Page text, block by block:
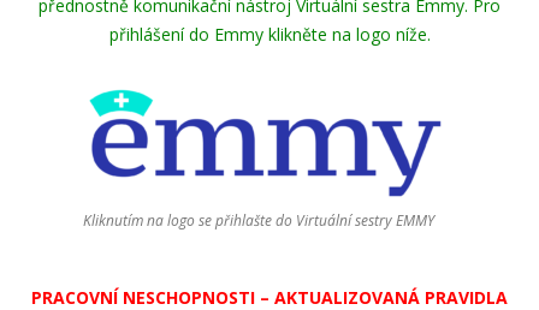
přednostně komunikační nástroj Virtuální sestra Emmy. Pro
přihlášení do Emmy klikněte na logo níže.
Kliknutím na logo se přihlašte do Virtuální sestry EMMY
PRACOVNÍ NESCHOPNOSTI – AKTUALIZOVANÁ PRAVIDLA